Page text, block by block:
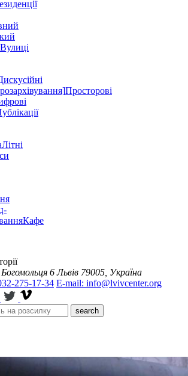
Вулиці
Просторові
Літні
Кафе
6 Львів 79005, Україна
275-17-34 E-mail: info@lvivcenter.org
search